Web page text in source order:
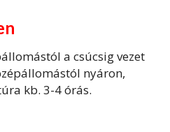
a csúcsig vezet
nyáron,
kb. 3-4 órás.